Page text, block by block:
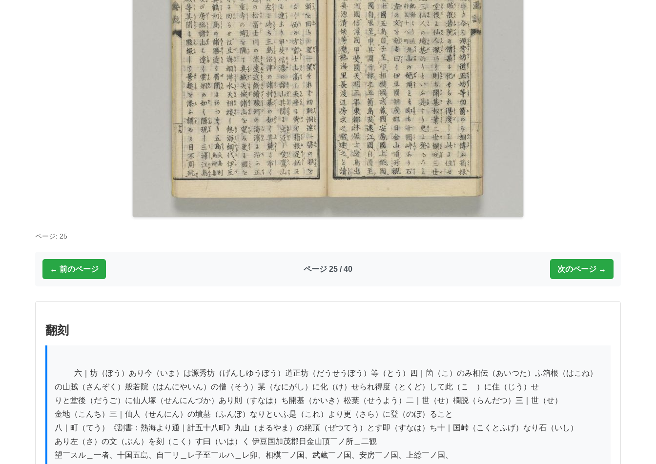
ページ: 25
← 前のページ ページ 25 / 40 次のページ →
翻刻
の山賊（さんぞく）般若院（はんにやいん）の僧（そう）某（なにがし）に化（け）せられ得度（とくど）して此（こゝ）に住（じう）せ
りと堂後（だうご）に仙人塚（せんにんづか）あり則（すなは）ち開基（かいき）松葉（せうよう）二｜世（せ）欄脱（らんだつ）三｜世（せ）
金地（こんち）三｜仙人（せんにん）の墳墓（ふんぼ）なりといふ是（これ）より更（さら）に登（のぼ）ること
八｜町（てう）《割書：熱海より通｜計五十八町》丸山（まるやま）の絶頂（ぜつてう）とす即（すなは）ち十｜国峠（こくとふげ）なり石（いし）
あり左（さ）の文（ぶん）を刻（こく）す曰（いは）く 伊豆国加茂郡日金山頂￣ノ所＿二観
望￣スル＿一者、十国五島、自￣リ＿レ子至￣ルハ＿レ卯、相模￣ノ国、武蔵￣ノ国、安房￣ノ国、上総￣ノ国、